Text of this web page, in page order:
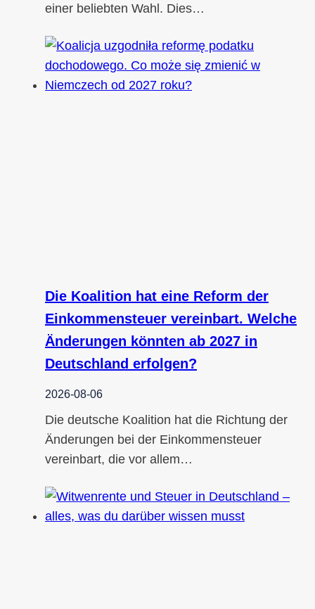
einer beliebten Wahl. Dies…
Die Koalition hat eine Reform der
Einkommensteuer vereinbart. Welche
Änderungen könnten ab 2027 in
Deutschland erfolgen?
2026-08-06
Die deutsche Koalition hat die Richtung der
Änderungen bei der Einkommensteuer
vereinbart, die vor allem…